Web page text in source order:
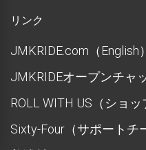
リンク
JMKRIDE.com（English）
JMKRIDEオープンチャ
ROLL WITH US（ショッ
Sixty-Four（サポートチ